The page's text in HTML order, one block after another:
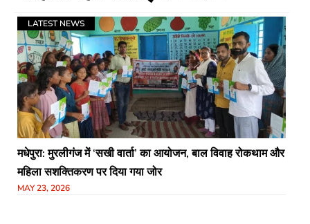
LATEST NEWS
मधेपुरा: मुरलीगंज में ‘सखी वार्ता’ का आयोजन, बाल विवाह रोकथाम और
महिला सशक्तिकरण पर दिया गया जोर
MAY 23, 2026